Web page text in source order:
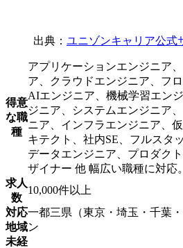
出典： ユニゾンキャリア公式
得意
な職
種
アプリケーションエンジニア
ア、クラウドエンジニア、フ
AIエンジニア、機械学習エン
ジニア、システムエンジニア
ニア、インフラエンジニア、
キテクト、社内SE、フルスタ
データエンジニア、プロダク
ザイナー 他 幅広い職種に対応。
求人
数
10,000件以上
対応
地域
一都三県（東京・埼玉・千葉
ン
未経